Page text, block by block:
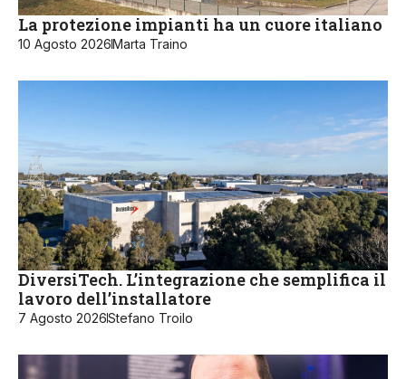
La protezione impianti ha un cuore italiano
10 Agosto 2026Marta Traino
DiversiTech. L’integrazione che semplifica il
lavoro dell’installatore
7 Agosto 2026Stefano Troilo